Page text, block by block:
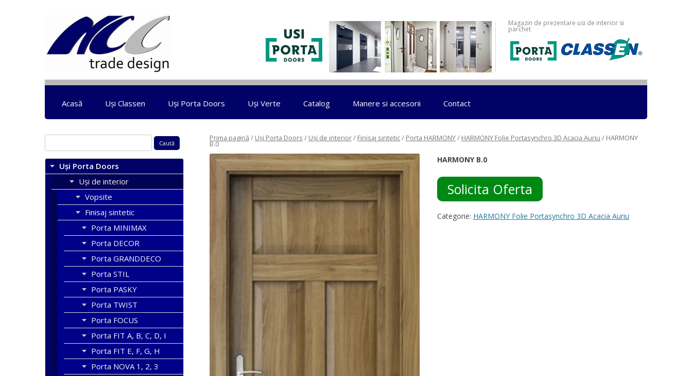
Magazin de prezentare usi de interior si
parchet
Sari la conținut
Acasă Uși Classen Uși Porta Doors Uși Verte Catalog Manere si accesorii Contact
Prima pagină / Uși Porta Doors / Uși de interior/ Finisaj sintetic/ Porta HARMONY/ HARMONY Folie Portasynchro 3D Acacia Auriu / HARMONY
B.0
HARMONY B.0
Solicita Oferta
Categorie: HARMONY Folie Portasynchro 3D Acacia Auriu
după:
Uși Porta Doors
Uși de interior
Vopsite
Finisaj sintetic
Porta MINIMAX
Porta DECOR
Porta GRANDDECO
Porta STIL
Porta PASKY
Porta TWIST
Porta FOCUS
Porta FIT A, B, C, D, I
Porta FIT E, F, G, H
Porta NOVA 1, 2, 3